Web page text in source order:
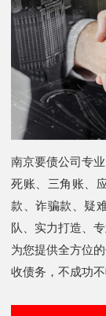
南京要债公司专
死账、三角账、
款、诈骗款、疑
队、实力打造、
为您提供全方位
收债务，不成功